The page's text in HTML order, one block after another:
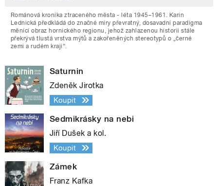
Románová kronika ztraceného města - léta 1945–1961. Karin
Lednická předkládá do značné míry převratný, dosavadní paradigma
měnící obraz hornického regionu, jehož zahlazenou historii stále
překrývá tlustá vrstva mýtů a zakořeněných stereotypů o „černé
zemi a rudém kraji“.
Saturnin
Zdeněk Jirotka
Koupit
Sedmikrásky na nebi
Jiří Dušek a kol.
Koupit
Zámek
Franz Kafka